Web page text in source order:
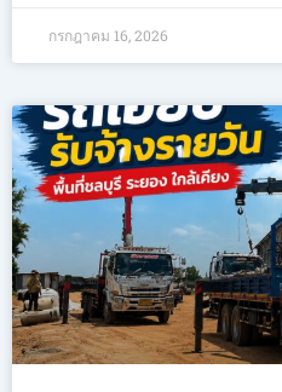
กรกฎาคม 16, 2026